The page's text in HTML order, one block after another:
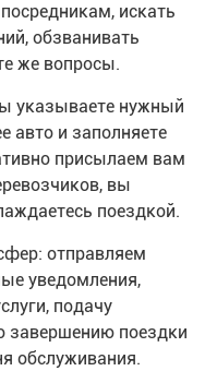
искать
обзванивать
же вопросы.
указываете нужный
авто и заполняете
присылаем вам
вы
поездкой.
отправляем
уведомления,
подачу
завершению поездки
обслуживания.